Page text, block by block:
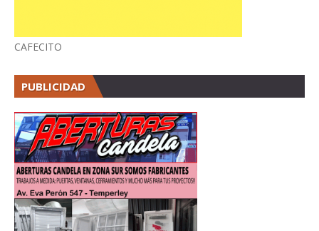
CAFECITO
PUBLICIDAD